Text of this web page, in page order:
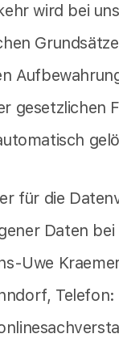
wird bei
gesetzlichen
für die
Daten
Uwe